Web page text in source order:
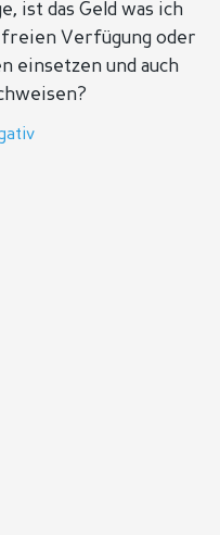
ist das Geld was ich
Verfügung oder
einsetzen und auch